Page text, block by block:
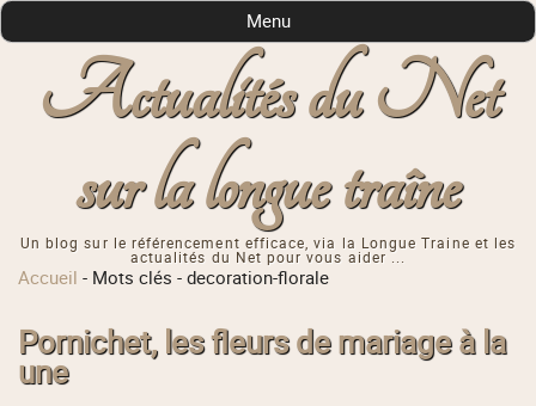
Actualités du Net
sur la longue traîne
Un blog sur le référencement efficace, via la Longue Traine et les
actualités du Net pour vous aider ...
Menu
Accueil - Mots clés -decoration-florale
Pornichet, les fleurs de mariage à la
une